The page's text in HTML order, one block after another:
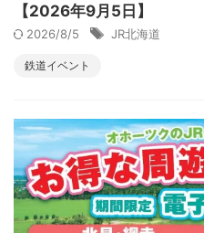
【2026年9月5日】
2026/8/5 JR北海道
鉄道イベント